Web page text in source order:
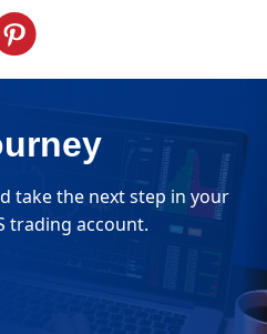
take the next step in your
trading account.